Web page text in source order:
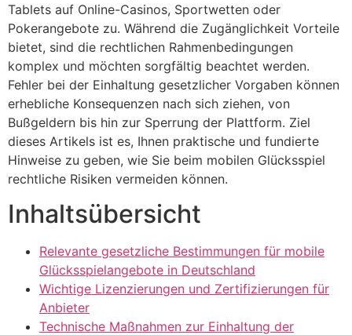
Tablets auf Online-Casinos, Sportwetten oder
Pokerangebote zu. Während die Zugänglichkeit Vorteile
bietet, sind die rechtlichen Rahmenbedingungen
komplex und möchten sorgfältig beachtet werden.
Fehler bei der Einhaltung gesetzlicher Vorgaben können
erhebliche Konsequenzen nach sich ziehen, von
Bußgeldern bis hin zur Sperrung der Plattform. Ziel
dieses Artikels ist es, Ihnen praktische und fundierte
Hinweise zu geben, wie Sie beim mobilen Glücksspiel
rechtliche Risiken vermeiden können.
Inhaltsübersicht
Relevante gesetzliche Bestimmungen für mobile
Glücksspielangebote in Deutschland
Wichtige Lizenzierungen und Zertifizierungen für
Anbieter
Technische Maßnahmen zur Einhaltung der